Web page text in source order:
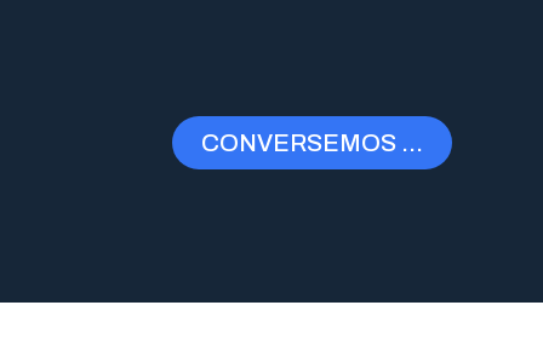
CONVERSEMOS ...